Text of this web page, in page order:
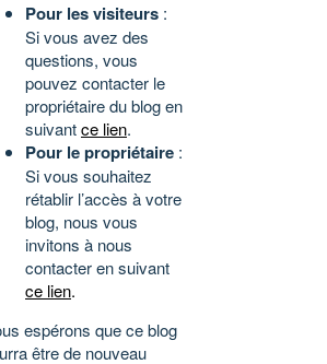
Pour les visiteurs :
Si vous avez des
questions, vous
pouvez contacter le
propriétaire du blog en
suivantce lien.
Pour le propriétaire :
Si vous souhaitez
rétablir l’accès à votre
blog, nous vous
invitons à nous
contacter en suivant
ce lien.
espérons que ce blog
être de nouveau